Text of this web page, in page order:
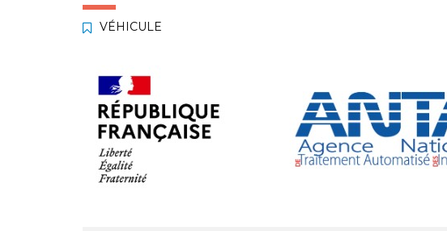
VÉHICULE